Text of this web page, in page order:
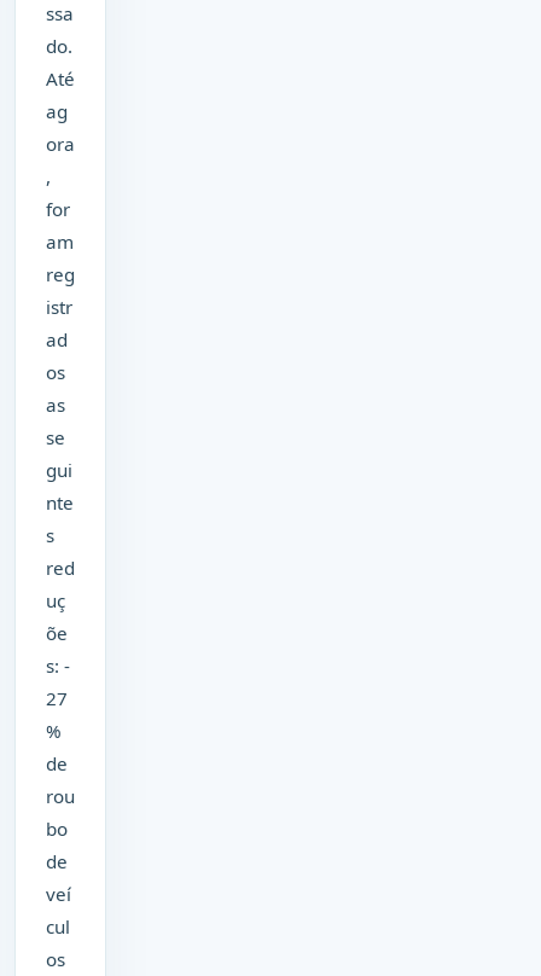
ssa
do.
Até
ag
ora
,
for
am
reg
istr
ad
os
as
se
gui
nte
s
red
uç
õe
s: -
27
%
de
rou
bo
de
veí
cul
os